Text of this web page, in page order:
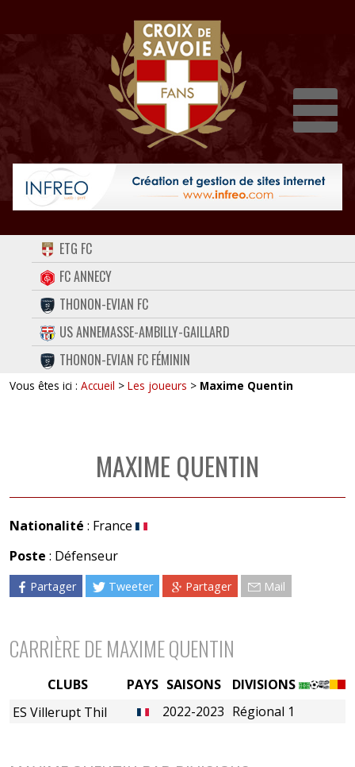
ACCUEIL
FORUM
CONTACT
FACEBOOK
TWITTER
ETG FC
FC ANNECY
THONON-EVIAN FC
US ANNEMASSE-AMBILLY-GAILLARD
THONON-EVIAN FC FÉMININ
Vous êtes ici : Accueil > Les joueurs > Maxime Quentin
MAXIME QUENTIN
Nationalité : France
Poste : Défenseur
Partager Tweeter Partager Mail
CARRIÈRE DE MAXIME QUENTIN
PAYS SAISONS
DIVISIONS
2022-2023 Régional 1
CLUBS
ES Villerupt Thil